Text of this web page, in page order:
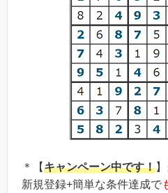
＊【キャンペーン中です！
新規登録+簡単な条件達成で